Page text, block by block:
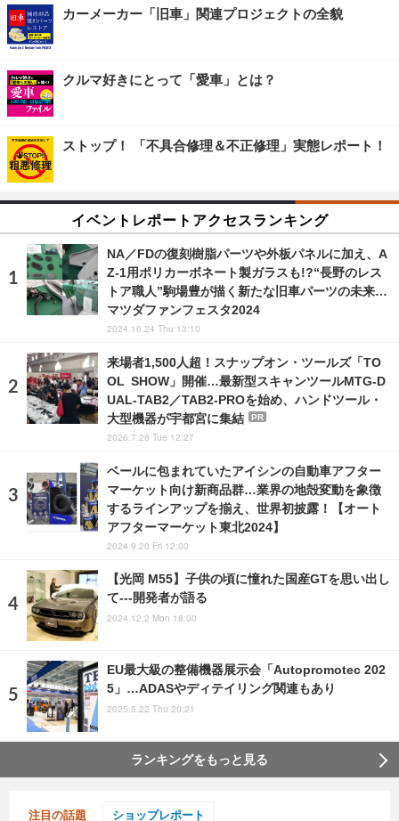
カーメーカー「旧車」関連プロジェクトの全貌
クルマ好きにとって「愛車」とは？
ストップ！ 「不具合修理＆不正修理」実態レポート！
イベントレポートアクセスランキング
NA／FDの復刻樹脂パーツや外板パネルに加え、A
Z-1用ポリカーボネート製ガラスも!?“長野のレス
トア職人”駒場豊が描く新たな旧車パーツの未来…
マツダファンフェスタ2024
2024.10.24 Thu 13:10
来場者1,500人超！スナップオン・ツールズ「TO
OL SHOW」開催…最新型スキャンツールMTG-D
UAL-TAB2／TAB2-PROを始め、ハンドツール・
大型機器が宇都宮に集結
PR
2026.7.28 Tue 12:27
ベールに包まれていたアイシンの自動車アフター
マーケット向け新商品群…業界の地殻変動を象徴
するラインアップを揃え、世界初披露！【オート
アフターマーケット東北2024】
2024.9.20 Fri 12:00
【光岡 M55】子供の頃に憧れた国産GTを思い出し
て---開発者が語る
2024.12.2 Mon 18:00
EU最大級の整備機器展示会「Autopromotec 202
5」…ADASやディテイリング関連もあり
2025.5.22 Thu 20:21
ランキングをもっと見る
注目の話題 ショップレポート